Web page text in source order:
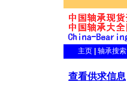
主页 轴承搜索
查看供求信息